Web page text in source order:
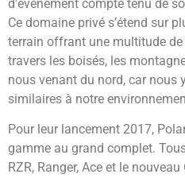
d’évènement compte tenu de
Ce domaine privé s’étend sur
terrain offrant une multitude
travers les boisés, les
nous venant du nord, car nous
similaires à notre
Pour leur lancement 2017,
gamme au grand complet.
RZR, Ranger, Ace et le